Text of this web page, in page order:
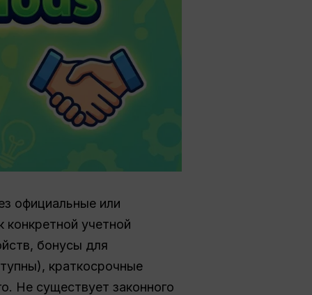
официальные или
учетной
бонусы для
краткосрочные
Не существует законного